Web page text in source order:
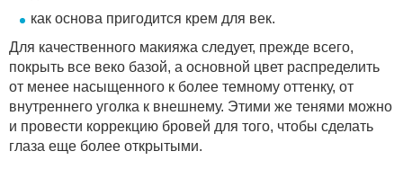
как основа пригодится крем для век.
Для качественного макияжа следует, прежде всего,
покрыть все веко базой, а основной цвет распределить
от менее насыщенного к более темному оттенку, от
внутреннего уголка к внешнему. Этими же тенями можно
и провести коррекцию бровей для того, чтобы сделать
глаза еще более открытыми.